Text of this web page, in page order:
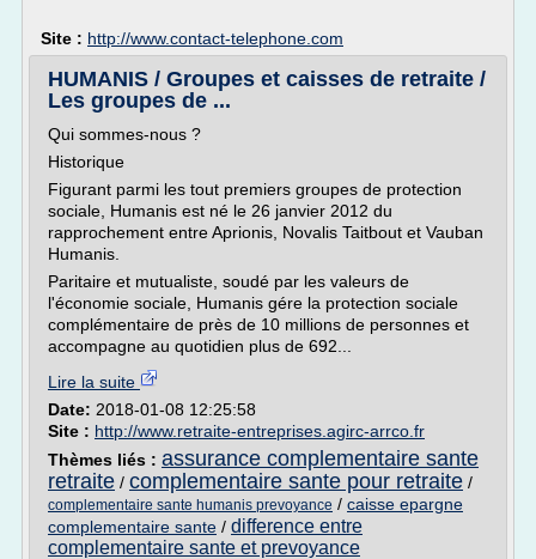
Site : http://www.contact-telephone.com
HUMANIS / Groupes et caisses de retraite /
Les groupes de ...
Qui sommes-nous ?
Historique
Figurant parmi les tout premiers groupes de protection
sociale, Humanis est né le 26 janvier 2012 du
rapprochement entre Aprionis, Novalis Taitbout et Vauban
Humanis.
Paritaire et mutualiste, soudé par les valeurs de
l'économie sociale, Humanis gére la protection sociale
complémentaire de près de 10 millions de personnes et
accompagne au quotidien plus de 692...
Lire la suite
Date: 2018-01-08 12:25:58
Site : http://www.retraite-entreprises.agirc-arrco.fr
Thèmes liés : assurance complementaire sante
retraite / complementaire sante pour retraite /
complementaire sante humanis prevoyance / caisse epargne
complementaire sante / difference entre
complementaire sante et prevoyance